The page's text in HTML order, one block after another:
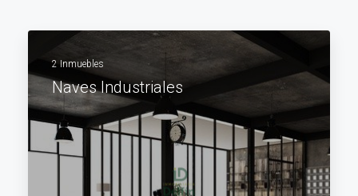
2 Inmuebles
Naves Industriales